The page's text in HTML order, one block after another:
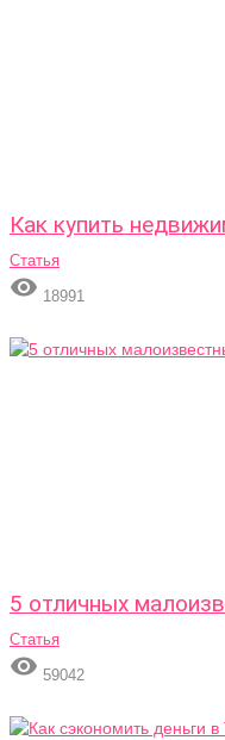
Как купить
Статья
 18991
5 отличных
Статья
 59042